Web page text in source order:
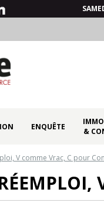
ENQUÊTE
&
V comme Vrac, C pour